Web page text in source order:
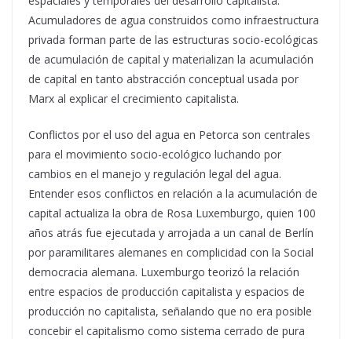
Acumuladores de agua construidos como infraestructura
privada forman parte de las estructuras socio-ecológicas
de acumulación de capital y materializan la acumulación
de capital en tanto abstracción conceptual usada por
Marx al explicar el crecimiento capitalista.
Conflictos por el uso del agua en Petorca son centrales
para el movimiento socio-ecológico luchando por
cambios en el manejo y regulación legal del agua.
Entender esos conflictos en relación a la acumulación de
capital actualiza la obra de Rosa Luxemburgo, quien 100
años atrás fue ejecutada y arrojada a un canal de Berlín
por paramilitares alemanes en complicidad con la Social
democracia alemana. Luxemburgo teorizó la relación
entre espacios de producción capitalista y espacios de
producción no capitalista, señalando que no era posible
concebir el capitalismo como sistema cerrado de pura